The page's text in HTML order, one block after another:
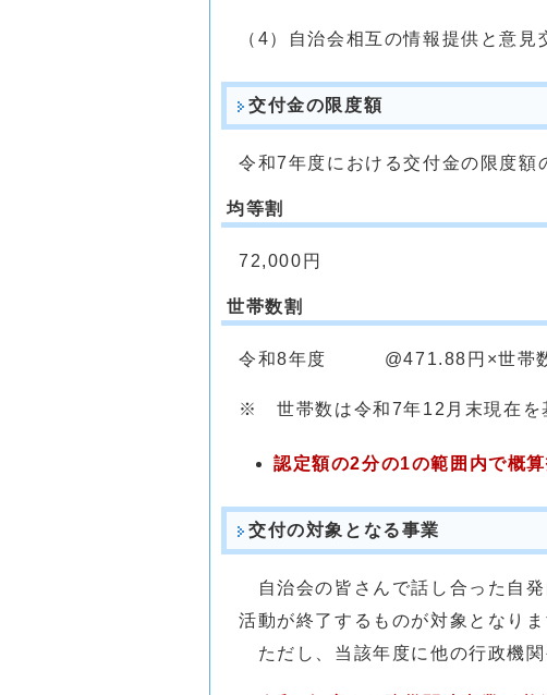
（4）自治会相互の情報提供と意見
交付金の限度額
令和7年度における交付金の限度額
均等割
72,000円
世帯数割
令和8年度 @471.88円×世帯
※ 世帯数は令和7年12月末現在を
認定額の2分の1の範囲内で概
交付の対象となる事業
自治会の皆さんで話し合った自
活動が終了するものが対象となりま
ただし、当該年度に他の行政機関